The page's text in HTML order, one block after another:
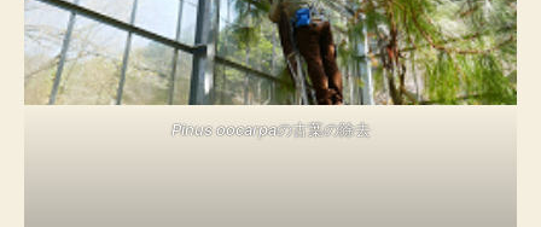
Pinus oocarpaの古葉の除去